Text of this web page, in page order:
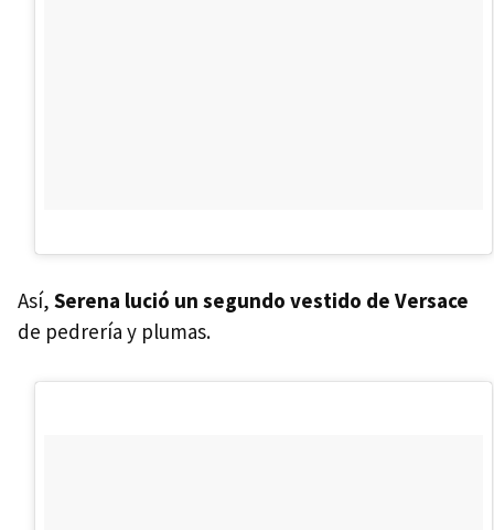
Así, Serena lució un segundo vestido de Versace
de pedrería y plumas.